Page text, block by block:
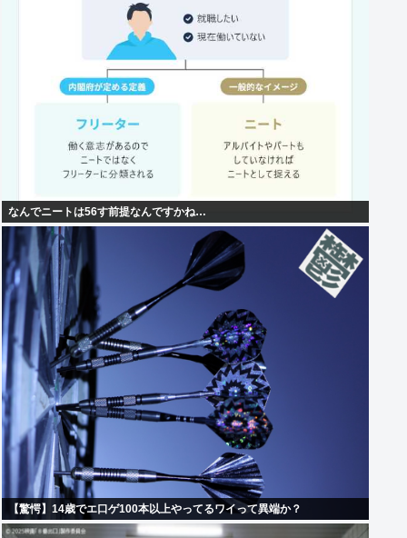
なんでニートは56す前提なんですかね…
【驚愕】14歳でエ口ゲ100本以上やってるワイって異端か？